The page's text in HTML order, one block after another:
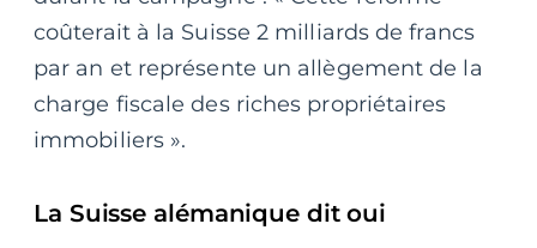
coûterait à la Suisse 2 milliards de francs
par an et représente un allègement de la
charge fiscale des riches propriétaires
immobiliers ».
La Suisse alémanique dit oui